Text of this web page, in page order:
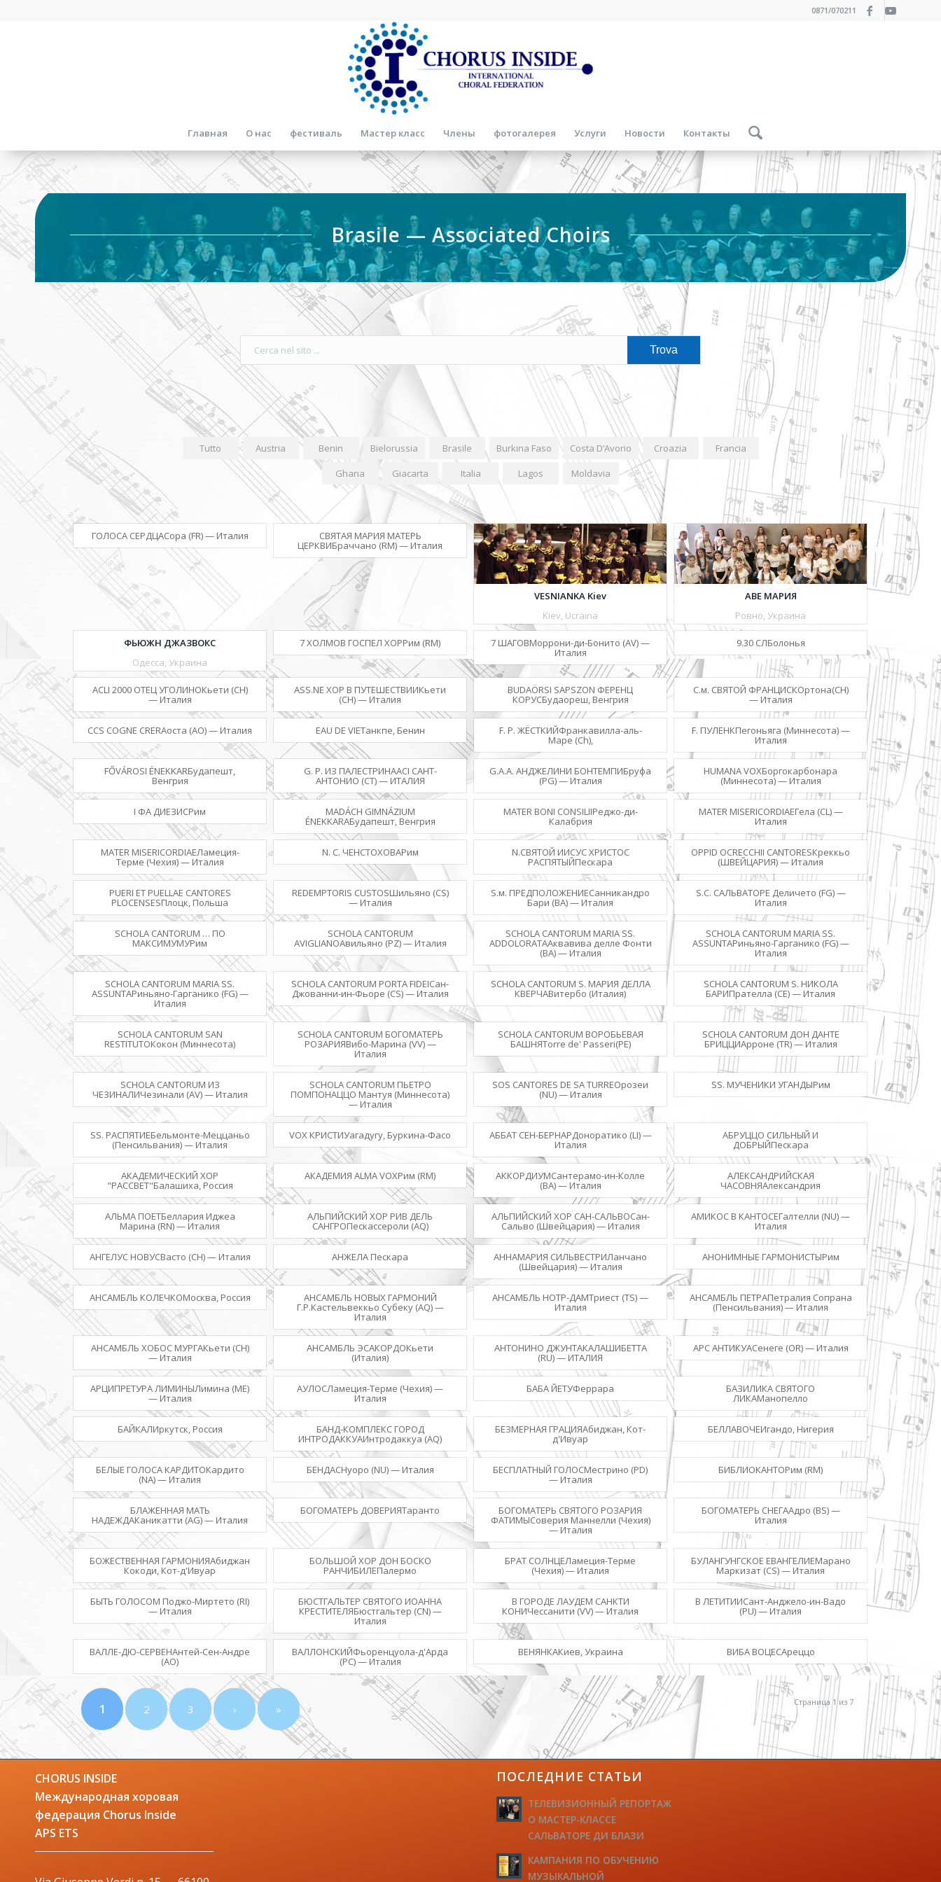
0871/070211
Главная О нас фестиваль Мастер класс Члены фотогалерея Услуги Новости Контакты
Brasile — Associated Choirs
Tutto Austria Benin Bielorussia Brasile Burkina Faso Costa D’Avorio Croazia
Francia
Ghana
Giacarta Italia Lagos Moldavia
ГОЛОСА СЕРДЦАСора (FR) — Италия СВЯТАЯ МАРИЯ МАТЕРЬ
ЦЕРКВИБраччано (RM) — Италия
VESNIANKA Kiev
Kiev, Ucraina
АВЕ МАРИЯ
Ровно, Украина
ФЬЮЖН ДЖАЗВОКС
Одесса, Украина
7 ХОЛМОВ ГОСПЕЛ ХОРРим (RM) 7 ШАГОВМоррони-ди-Бонито (AV) —
Италия
9.30 СЛБолонья
ACLI 2000 ОТЕЦ УГОЛИНОКьети (CH)
— Италия
ASS.NE ХОР В ПУТЕШЕСТВИИКьети
(CH) — Италия
BUDAÖRSI SAPSZON ФЕРЕНЦ
КОРУСБудаореш, Венгрия
C.м. СВЯТОЙ ФРАНЦИСКОртона(CH)
— Италия
CCS COGNE CRERАоста (AO) — Италия EAU DE VIEТанкпе, Бенин F. P. ЖЁСТКИЙФранкавилла-аль-
Маре (Ch),
F. ПУЛЕНКПегоньяга (Миннесота) —
Италия
FŐVÁROSI ÉNEKKARБудапешт,
Венгрия
G. P. ИЗ ПАЛЕСТРИНАACI САНТ-
АНТОНИО (CT) — ИТАЛИЯ
G.А.А. АНДЖЕЛИНИ БОНТЕМПИБруфа
(PG) — Италия
HUMANA VOXБоргокарбонара
(Миннесота) — Италия
I ФА ДИЕЗИСРим MADÁCH GIMNÁZIUM
ÉNEKKARAБудапешт, Венгрия
MATER BONI CONSILIIРеджо-ди-
Калабрия
MATER MISERICORDIAEГела (CL) —
Италия
MATER MISERICORDIAEЛамеция-
Терме (Чехия) — Италия
N. С. ЧЕНСТОХОВАРим N.СВЯТОЙ ИИСУС ХРИСТОС
РАСПЯТЫЙПескара
OPPID OCRECCHII CANTORESКреккьо
(ШВЕЙЦАРИЯ) — Италия
PUERI ET PUELLAE CANTORES
PLOCENSESПлоцк, Польша
REDEMPTORIS CUSTOSШильяно (CS)
— Италия
S.м. ПРЕДПОЛОЖЕНИЕСанникандро
Бари (BA) — Италия
S.С. САЛЬВАТОРЕ Деличето (FG) —
Италия
SCHOLA CANTORUM … ПО
МАКСИМУМУРим
SCHOLA CANTORUM
AVIGLIANOАвильяно (PZ) — Италия
SCHOLA CANTORUM MARIA SS.
ADDOLORATAАквавива делле Фонти
(BA) — Италия
SCHOLA CANTORUM MARIA SS.
ASSUNTAРиньяно-Гарганико (FG) —
Италия
SCHOLA CANTORUM MARIA SS.
ASSUNTAРиньяно-Гарганико (FG) —
Италия
SCHOLA CANTORUM PORTA FIDEIСан-
Джованни-ин-Фьоре (CS) — Италия
SCHOLA CANTORUM S. МАРИЯ ДЕЛЛА
КВЕРЧАВитербо (Италия)
SCHOLA CANTORUM S. НИКОЛА
БАРИПрателла (CE) — Италия
SCHOLA CANTORUM SAN
RESTITUTOКокон (Миннесота)
SCHOLA CANTORUM БОГОМАТЕРЬ
РОЗАРИЯВибо-Марина (VV) —
Италия
SCHOLA CANTORUM ВОРОБЬЕВАЯ
БАШНЯTorre de' Passeri(PE)
SCHOLA CANTORUM ДОН ДАНТЕ
БРИЦЦИАрроне (TR) — Италия
SCHOLA CANTORUM ИЗ
ЧЕЗИНАЛИЧезинали (AV) — Италия
SCHOLA CANTORUM ПЬЕТРО
ПОМПОНАЦЦО Мантуя (Миннесота)
— Италия
SOS CANTORES DE SA TURREОрозеи
(NU) — Италия
SS. МУЧЕНИКИ УГАНДЫРим
SS. РАСПЯТИЕБельмонте-Меццаньо
(Пенсильвания) — Италия
VOX КРИСТИУагадугу, Буркина-Фасо АББАТ СЕН-БЕРНАРДоноратико (LI) —
Италия
АБРУЦЦО СИЛЬНЫЙ И
ДОБРЫЙПескара
АКАДЕМИЧЕСКИЙ ХОР
"РАССВЕТ"Балашиха, Россия
АКАДЕМИЯ ALMA VOXРим (RM) АККОРДИУМСантерамо-ин-Колле
(BA) — Италия
АЛЕКСАНДРИЙСКАЯ
ЧАСОВНЯАлександрия
АЛЬМА ПОЕТБеллария Иджеа
Марина (RN) — Италия
АЛЬПИЙСКИЙ ХОР РИВ ДЕЛЬ
САНГРОПескассероли (AQ)
АЛЬПИЙСКИЙ ХОР САН-САЛЬВОСан-
Сальво (Швейцария) — Италия
АМИКОС В КАНТОСЕГалтелли (NU) —
Италия
АНГЕЛУС НОВУСВасто (CH) — Италия АНЖЕЛА Пескара АННАМАРИЯ СИЛЬВЕСТРИЛанчано
(Швейцария) — Италия
АНОНИМНЫЕ ГАРМОНИСТЫРим
АНСАМБЛЬ КОЛЕЧКОМосква, Россия АНСАМБЛЬ НОВЫХ ГАРМОНИЙ
Г.P.Кастельвеккьо Субеку (AQ) —
Италия
АНСАМБЛЬ НОТР-ДАМТриест (TS) —
Италия
АНСАМБЛЬ ПЕТРАПетралия Сопрана
(Пенсильвания) — Италия
АНСАМБЛЬ ХОБОС МУРГАКьети (CH)
— Италия
АНСАМБЛЬ ЭСАКОРДОКьети
(Италия)
АНТОНИНО ДЖУНТАКАЛАШИБЕТТА
(RU) — ИТАЛИЯ
АРС АНТИКУАСенеге (OR) — Италия
АРЦИПРЕТУРА ЛИМИНЫЛимина (ME)
— Италия
АУЛОСЛамеция-Терме (Чехия) —
Италия
БАБА ЙЕТУФеррара БАЗИЛИКА СВЯТОГО
ЛИКАМанопелло
БАЙКАЛИркутск, Россия БАНД-КОМПЛЕКС ГОРОД
ИНТРОДАККУАИнтродаккуа (AQ)
БЕЗМЕРНАЯ ГРАЦИЯАбиджан, Кот-
д'Ивуар
БЕЛЛАВОЧЕИгандо, Нигерия
БЕЛЫЕ ГОЛОСА КАРДИТОКардито
(NA) — Италия
БЕНДАСНуоро (NU) — Италия БЕСПЛАТНЫЙ ГОЛОСМестрино (PD)
— Италия
БИБЛИОКАНТОРим (RM)
БЛАЖЕННАЯ МАТЬ
НАДЕЖДАКаникатти (AG) — Италия
БОГОМАТЕРЬ ДОВЕРИЯТаранто БОГОМАТЕРЬ СВЯТОГО РОЗАРИЯ
ФАТИМЫСоверия Маннелли (Чехия)
— Италия
БОГОМАТЕРЬ СНЕГААдро (BS) —
Италия
БОЖЕСТВЕННАЯ ГАРМОНИЯАбиджан
Кокоди, Кот-д'Ивуар
БОЛЬШОЙ ХОР ДОН БОСКО
РАНЧИБИЛЕПалермо
БРАТ СОЛНЦЕЛамеция-Терме
(Чехия) — Италия
БУЛАНГУНГСКОЕ ЕВАНГЕЛИЕМарано
Маркизат (CS) — Италия
БЫТЬ ГОЛОСОМ Поджо-Миртето (RI)
— Италия
БЮСТГАЛЬТЕР СВЯТОГО ИОАННА
КРЕСТИТЕЛЯБюстгальтер (CN) —
Италия
В ГОРОДЕ ЛАУДЕМ САНКТИ
КОНИЧессанити (VV) — Италия
В ЛЕТИТИИСант-Анджело-ин-Вадо
(PU) — Италия
ВАЛЛЕ-ДЮ-СЕРВЕНАнтей-Сен-Андре
(AO)
ВАЛЛОНСКИЙФьоренцуола-д'Арда
(PC) — Италия
ВЕНЯНКАКиев, Украина ВИБА ВОЦЕСАреццо
Страница 1 из 7
1 2 3 › »
CHORUS INSIDE
Международная хоровая
федерация Chorus Inside
APS ETS
ПОСЛЕДНИЕ СТАТЬИ
ТЕЛЕВИЗИОННЫЙ РЕПОРТАЖ
О МАСТЕР-КЛАССЕ
САЛЬВАТОРЕ ДИ БЛАЗИ
КАМПАНИЯ ПО ОБУЧЕНИЮ
МУЗЫКАЛЬНОЙ